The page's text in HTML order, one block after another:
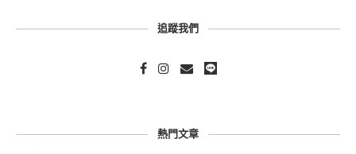
追蹤我們
熱門文章